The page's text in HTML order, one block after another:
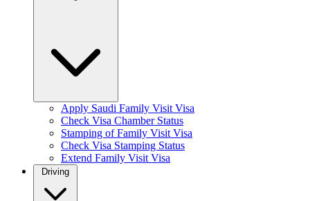
Apply Saudi Family Visit Visa
Check Visa Chamber Status
Stamping of Family Visit Visa
Check Visa Stamping Status
Extend Family Visit Visa